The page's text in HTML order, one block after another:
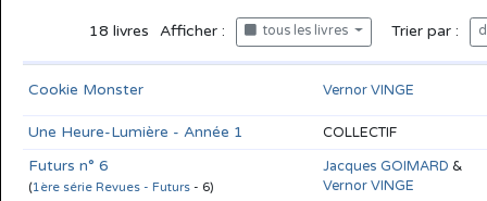
18 livres Afficher : tous les livres Trier par :
Cookie Monster Vernor VINGE
Une Heure-Lumière - Année 1 COLLECTIF
Futurs n° 6
(1ère série Revues - Futurs - 6)
Jacques GOIMARD &
Vernor VINGE